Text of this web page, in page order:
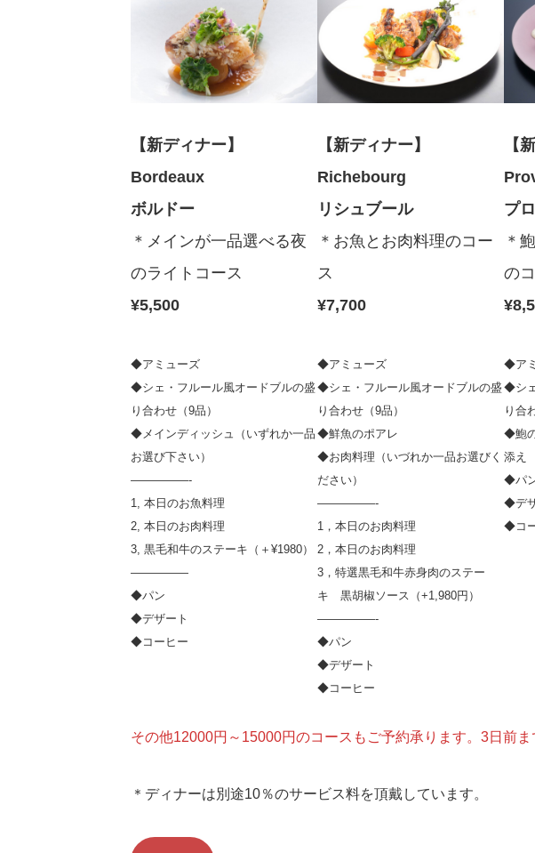
【新ディナー】
Bordeaux
ボルドー
＊メインが一品選べる夜
のライトコース
¥5,500
◆アミューズ
◆シェ・フルール風オードブルの盛
り合わせ（9品）
◆メインディッシュ（いずれか一品
お選び下さい）
—————-
1, 本日のお魚料理
2, 本日のお肉料理
3, 黒毛和牛のステーキ（＋¥1980）
—————
◆パン
◆デザート
◆コーヒー
【新ディナー】
Richebourg
リシュブール
＊お魚とお肉料理のコー
ス
¥7,700
◆アミューズ
◆シェ・フルール風オードブルの盛
り合わせ（9品）
◆鮮魚のポアレ
◆お肉料理（いづれか一品お選びく
ださい）
—————-
1，本日のお肉料理
2，本日のお肉料理
3，特選黒毛和牛赤身肉のステー
キ 黒胡椒ソース（+1,980円）
—————-
◆パン
◆デザート
◆コーヒー
【
プ
＊
の
◆ア
◆シ
り合
◆鮑
添え
◆パ
◆デ
◆コ
その他12000円～15000円のコースもご予約承ります。3日前ま
＊ディナーは別途10％のサービス料を頂戴しています。